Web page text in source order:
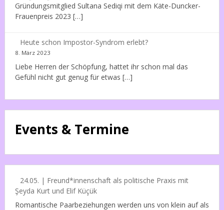
Gründungsmitglied Sultana Sediqi mit dem Käte-Duncker-
Frauenpreis 2023 […]
Heute schon Impostor-Syndrom erlebt?
8. März 2023
Liebe Herren der Schöpfung, hattet ihr schon mal das
Gefühl nicht gut genug für etwas […]
Events & Termine
24.05. | Freund*innenschaft als politische Praxis mit
Şeyda Kurt und Elif Küçük
Romantische Paarbeziehungen werden uns von klein auf als